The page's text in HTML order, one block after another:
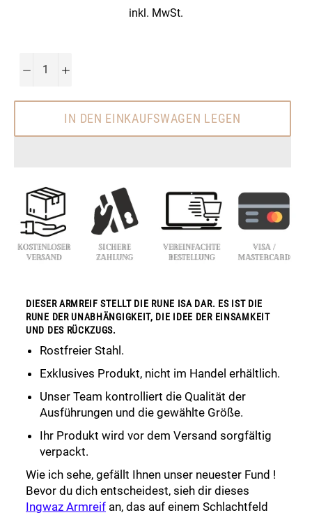
inkl. MwSt.
− +
IN DEN EINKAUFSWAGEN LEGEN
DIESER ARMREIF STELLT DIE RUNE ISA DAR. ES IST DIE
RUNE DER UNABHÄNGIGKEIT, DIE IDEE DER EINSAMKEIT
UND DES RÜCKZUGS.
Rostfreier Stahl.
Exklusives Produkt, nicht im Handel erhältlich.
Unser Team kontrolliert die Qualität der
Ausführungen und die gewählte Größe.
Ihr Produkt wird vor dem Versand sorgfältig
verpackt.
Wie ich sehe, gefällt Ihnen unser neuester Fund !
Bevor du dich entscheidest, sieh dir dieses
Ingwaz Armreif an, das auf einem Schlachtfeld